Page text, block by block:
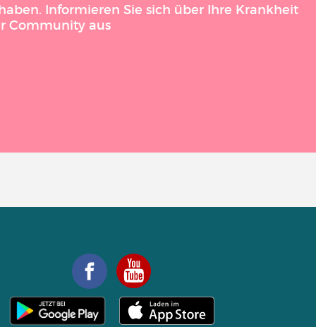
Informieren Sie sich über Ihre Krankheit
Community aus